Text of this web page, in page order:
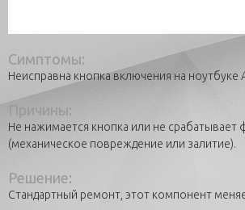
Симптомы:
Неисправна кнопка включения на ноутбуке
Причины:
Не нажимается кнопка или не срабатывает
(механическое повреждение или залитие).
Решение:
Стандартный ремонт, этот компонент